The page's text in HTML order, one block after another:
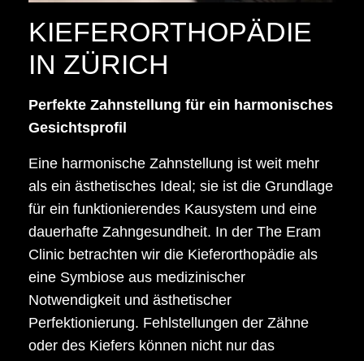
KIEFERORTHOPÄDIE
IN ZÜRICH
Perfekte Zahnstellung für ein harmonisches
Gesichtsprofil
Eine harmonische Zahnstellung ist weit mehr
als ein ästhetisches Ideal; sie ist die Grundlage
für ein funktionierendes Kausystem und eine
dauerhafte Zahngesundheit. In der The Eram
Clinic betrachten wir die Kieferorthopädie als
eine Symbiose aus medizinischer
Notwendigkeit und ästhetischer
Perfektionierung. Fehlstellungen der Zähne
oder des Kiefers können nicht nur das